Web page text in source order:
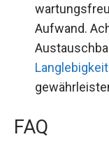
Aufwand.
Langlebigkeit
FAQ